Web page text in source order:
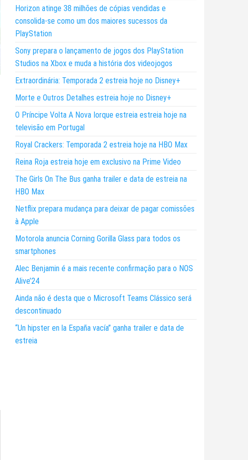
Horizon atinge 38 milhões de cópias vendidas e
consolida-se como um dos maiores sucessos da
PlayStation
Sony prepara o lançamento de jogos dos PlayStation
Studios na Xbox e muda a história dos videojogos
Extraordinária: Temporada 2 estreia hoje no Disney+
Morte e Outros Detalhes estreia hoje no Disney+
O Príncipe Volta A Nova Iorque estreia estreia hoje na
televisão em Portugal
Royal Crackers: Temporada 2 estreia hoje na HBO Max
Reina Roja estreia hoje em exclusivo na Prime Video
The Girls On The Bus ganha trailer e data de estreia na
HBO Max
Netflix prepara mudança para deixar de pagar comissões
à Apple
Motorola anuncia Corning Gorilla Glass para todos os
smartphones
Alec Benjamin é a mais recente confirmação para o NOS
Alive’24
Ainda não é desta que o Microsoft Teams Clássico será
descontinuado
“Un hipster en la España vacía” ganha trailer e data de
estreia